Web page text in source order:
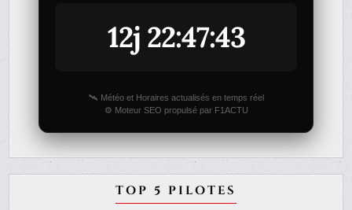
12j 22:47:43
🛰️ Météo et Horaires actualisés en temps réel
⚙️ Moteur SEO propulsé par F1ACTU
TOP 5 PILOTES